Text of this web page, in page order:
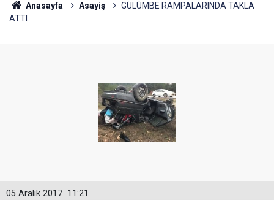
Anasayfa Asayiş
GÜLÜMBE RAMPALARINDA TAKLA
ATTI
11:21
05 Aralık 2017